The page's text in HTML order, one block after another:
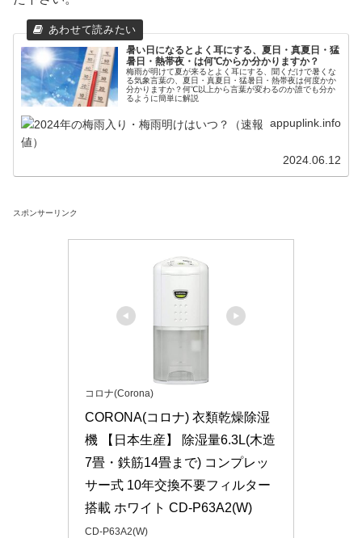
暑い日になるとよく耳にする、夏日・真夏日・猛
暑日・熱帯夜・は何℃からか分かりますか？
梅雨が明けて夏が来るとよく耳にする、聞くだけで暑くな
る気象言葉の、夏日・真夏日・猛暑日・熱帯夜は何度かか
分かりますか？何℃以上から言葉が変わるのか誰でも分か
るように簡単に解説
appuplink.info
2024.06.12
スポンサーリンク
コロナ(Corona)
CORONA(コロナ) 衣類乾燥除湿
機 【日本生産】 除湿量6.3L(木造
7畳・鉄筋14畳まで) コンプレッ
サー式 10年交換不要フィルター
搭載 ホワイト CD-P63A2(W)
CD-P63A2(W)